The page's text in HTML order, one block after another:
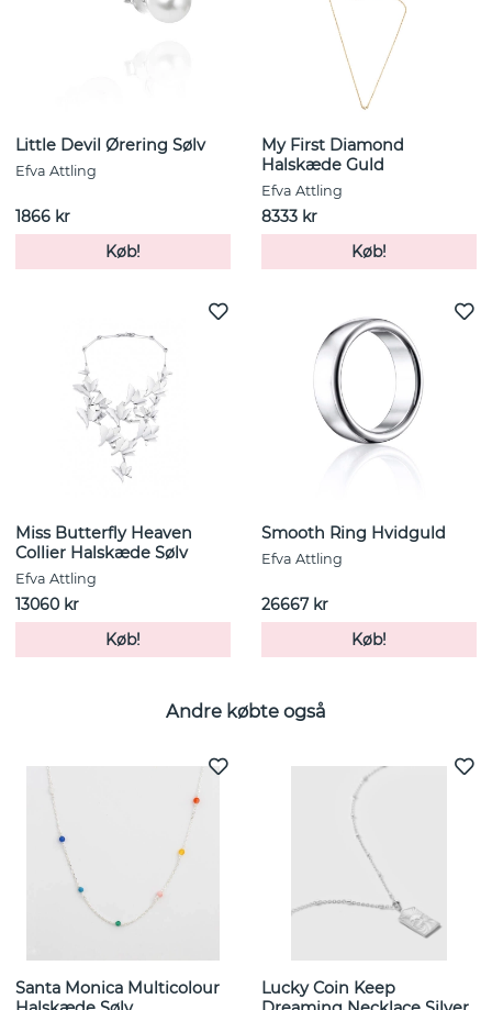
Little Devil Ørering Sølv
Efva Attling
1866 kr
Køb!
My First Diamond
Halskæde Guld
Efva Attling
8333 kr
Køb!
Miss Butterfly Heaven
Collier Halskæde Sølv
Efva Attling
13060 kr
Køb!
Smooth Ring Hvidguld
Efva Attling
26667 kr
Køb!
Andre købte også
Santa Monica Multicolour
Lucky Coin Keep